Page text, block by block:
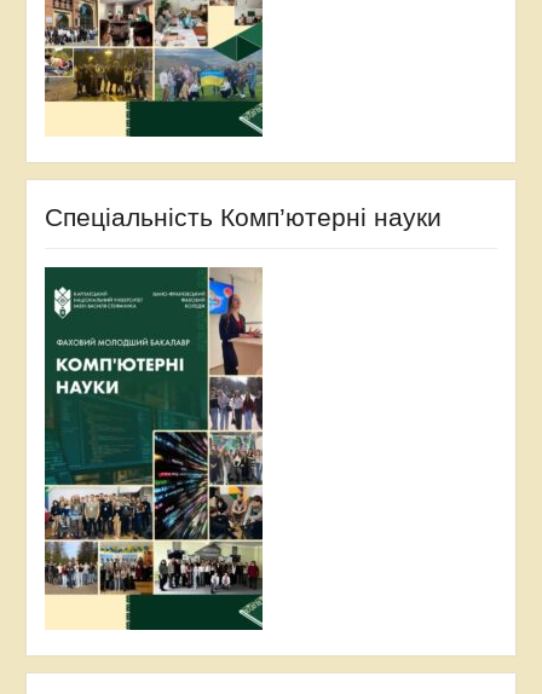
Спеціальність Комп’ютерні науки